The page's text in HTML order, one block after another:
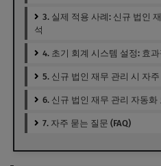
3. 실제 적용 사례: 신규 법인
석
4. 초기 회계 시스템 설정: 효
5. 신규 법인 재무 관리 시 자
6. 신규 법인 재무 관리 자동화
7. 자주 묻는 질문 (FAQ)